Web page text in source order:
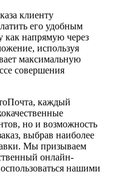
клиенту
его удобным
напрямую через
используя
максимальную
совершения
каждый
но и возможность
выбрав наиболее
Мы призываем
онлайн-
нашими